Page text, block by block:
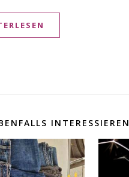
INTERESSIEREN